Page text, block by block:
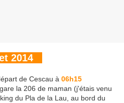
2014
de Cescau à 06h15
la 206 de maman (j'étais venu
du Pla de la Lau, au bord du